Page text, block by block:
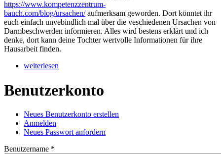
https://www.kompetenzzentrum-
bauch.com/blog/ursachen/aufmerksam geworden. Dort könntet ihr
euch einfach unvebindlich mal über die veschiedenen Ursachen von
Darmbeschwerden informieren. Alles wird bestens erklärt und ich
denke, dort kann deine Tochter wertvolle Informationen für ihre
Hausarbeit finden.
weiterlesen
Benutzerkonto
Haupt-Reiter
Neues Benutzerkonto erstellen
Anmelden
Neues Passwort anfordern
Benutzername *